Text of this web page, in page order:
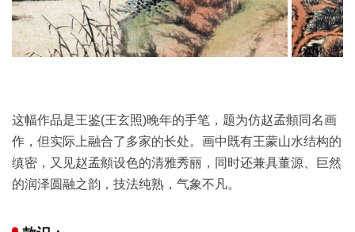
这幅作品是王鉴(王玄照)晚年的手笔，题为仿赵孟頫同名画
作，但实际上融合了多家的长处。画中既有王蒙山水结构的
缜密，又见赵孟頫设色的清雅秀丽，同时还兼具董源、巨然
的润泽圆融之韵，技法纯熟，气象不凡。
库
/
Artwork
器
陶
瓷